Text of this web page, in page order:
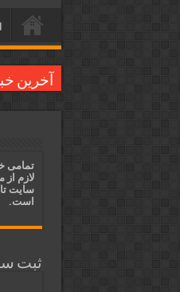
آخرین
تمامی
لازم
سایت
است.
ثبت